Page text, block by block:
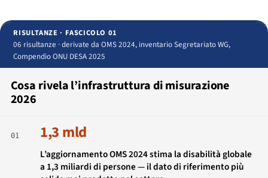
RISULTANZE · FASCICOLO 01
06 risultanze · derivate da OMS 2024, inventario Segretariato WG,
Compendio ONU DESA 2025
Cosa rivela l’infrastruttura di misurazione
2026
01 1,3 mld
L’aggiornamento OMS 2024 stima la disabilità globale
a 1,3 miliardi di persone — il dato di riferimento più